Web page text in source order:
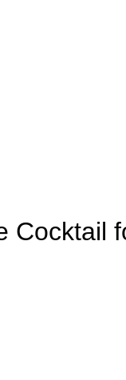
Cocktail